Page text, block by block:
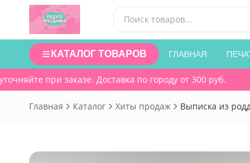
КАТАЛОГ ТОВАРОВ ГЛАВНАЯ
при заказе. Доставка по городу от 300 руб.
Главная Каталог Хиты продаж Выписка из